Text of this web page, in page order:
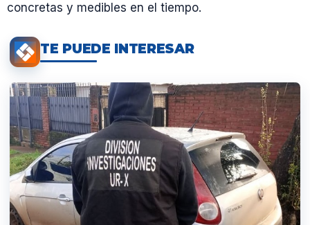
concretas y medibles en el tiempo.
TE PUEDE INTERESAR